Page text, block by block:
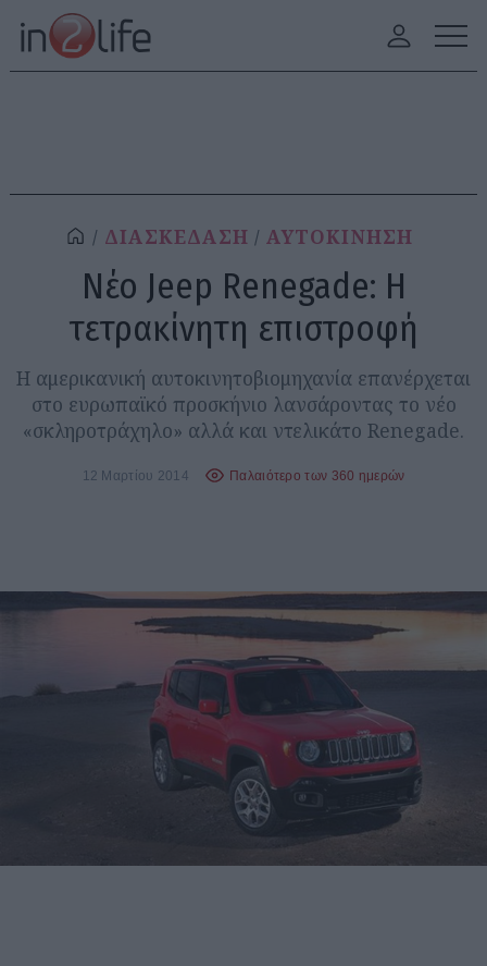
ΔΙΑΣΚΕΔΑΣΗ ΑΥΤΟΚΙΝΗΣΗ
Νέο Jeep Renegade: Η
τετρακίνητη επιστροφή
Η αμερικανική αυτοκινητοβιομηχανία επανέρχεται
στο ευρωπαϊκό προσκήνιο λανσάροντας το νέο
«σκληροτράχηλο» αλλά και ντελικάτο Renegade.
12 Μαρτίου 2014 Παλαιότερο των 360 ημερών